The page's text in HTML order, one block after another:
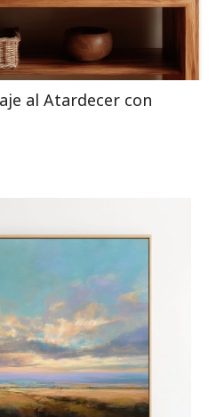
al Atardecer con